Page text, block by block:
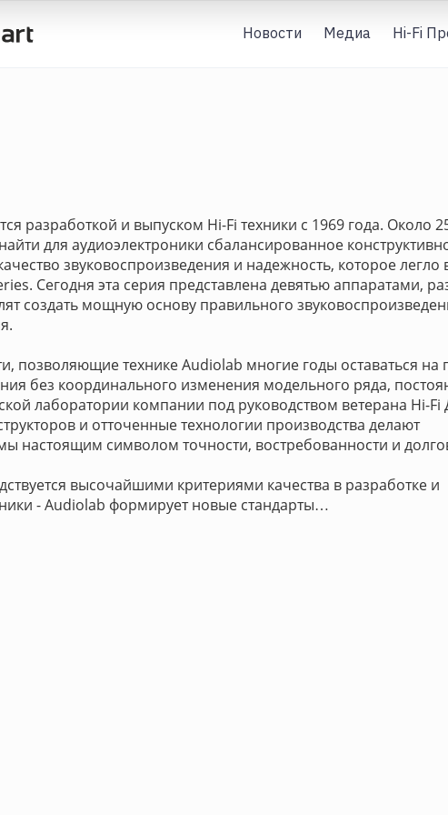
Новости Медиа Hi-Fi
разработкой и выпуском Hi-Fi техники с 1969 года. Около
для аудиоэлектроники сбалансированное
звуковоспроизведения и надежность, которое легло
Сегодня эта серия представлена девятью аппаратами,
создать мощную основу правильного
позволяющие технике Audiolab многие годы оставаться на
без координального изменения модельного ряда,
лаборатории компании под руководством ветерана Hi-
и отточенные технологии производства делают
настоящим символом точности, востребованности и
высочайшими критериями качества в разработке и
- Audiolab формирует новые стандарты…